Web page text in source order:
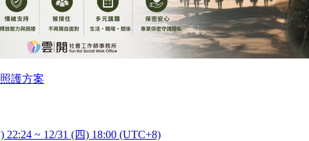
護方案
22:24 ~ 12/31 (四) 18:00 (UTC+8)